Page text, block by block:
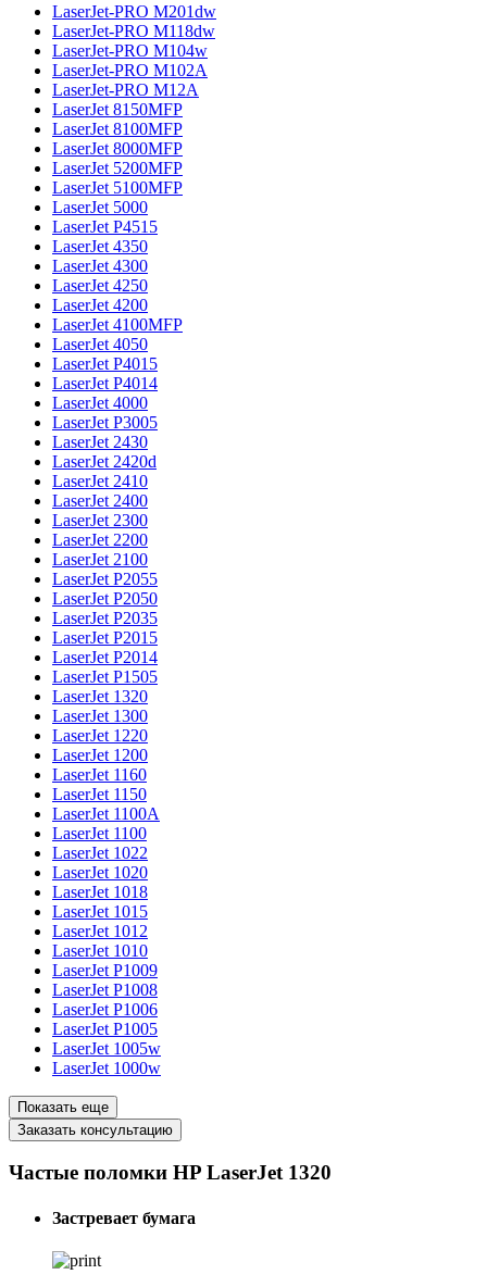
LaserJet-PRO M201dw
LaserJet-PRO M118dw
LaserJet-PRO M104w
LaserJet-PRO M102A
LaserJet-PRO M12A
LaserJet 8150MFP
LaserJet 8100MFP
LaserJet 8000MFP
LaserJet 5200MFP
LaserJet 5100MFP
LaserJet 5000
LaserJet P4515
LaserJet 4350
LaserJet 4300
LaserJet 4250
LaserJet 4200
LaserJet 4100MFP
LaserJet 4050
LaserJet P4015
LaserJet P4014
LaserJet 4000
LaserJet P3005
LaserJet 2430
LaserJet 2420d
LaserJet 2410
LaserJet 2400
LaserJet 2300
LaserJet 2200
LaserJet 2100
LaserJet P2055
LaserJet P2050
LaserJet P2035
LaserJet P2015
LaserJet P2014
LaserJet P1505
LaserJet 1320
LaserJet 1300
LaserJet 1220
LaserJet 1200
LaserJet 1160
LaserJet 1150
LaserJet 1100A
LaserJet 1100
LaserJet 1022
LaserJet 1020
LaserJet 1018
LaserJet 1015
LaserJet 1012
LaserJet 1010
LaserJet P1009
LaserJet P1008
LaserJet P1006
LaserJet P1005
LaserJet 1005w
LaserJet 1000w
Показать еще
Заказать консультацию
Частые поломки HP LaserJet 1320
Застревает бумага